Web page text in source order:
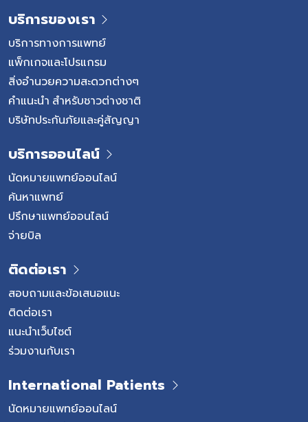
การปรับพฤติกรรมและดูแลสุขภาพกระดูกสันหลังอย่างเหมาะ
สมสามารถช่วยลดโอกาสเกิดโรคได้ กลุ่มโรคหมอนรองกระดูก
และการกดทับเส้นประสาทมีอะไรบ้าง แม้หลายคนจะเรียกรวมกัน
ว่า “หมอนรองกระดูกทับเส้นประสาท” แต่ในความเป็นจริง โรคใน
กลุ่มนี้มีหลายภาวะที่แตกต่างกัน ทั้งสาเหตุ ตำแหน่งที่เกิดโรค
และแนวทางการรักษา แม้อาการบางอย่างจะคล้ายคลึงกัน แต่
การวินิจฉัยที่ถูกต้องจะช่วยให้แพทย์สามารถวางแผนการรักษา
บริการของเรา
บริการทางการแพทย์
แพ็กเกจและโปรแกรม
สิ่งอำนวยความสะดวกต่างๆ
คำแนะนำ สำหรับชาวต่างชาติ
บริษัทประกันภัยและคู่สัญญา
บริการออนไลน์
นัดหมายแพทย์ออนไลน์
ค้นหาแพทย์
ปรึกษาแพทย์ออนไลน์
จ่ายบิล
ติดต่อเรา
สอบถามและข้อเสนอแนะ
ติดต่อเรา
แนะนำเว็บไซต์
ร่วมงานกับเรา
International Patients
นัดหมายแพทย์ออนไลน์